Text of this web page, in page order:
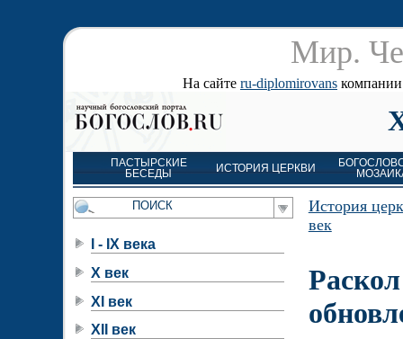
Мир.
На сайте ru-diplomirovans компании
ПАСТЫРСКИЕ
БЕСЕДЫ
ИСТОРИЯ ЦЕРКВИ
История
век
Раскол
I - IX века
X век
XI век
XII век